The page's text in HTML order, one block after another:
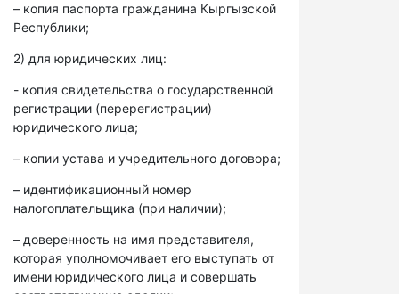
– копия паспорта гражданина Кыргызской
Республики;
2) для юридических лиц:
- копия свидетельства о государственной
регистрации (перерегистрации)
юридического лица;
– копии устава и учредительного договора;
– идентификационный номер
налогоплательщика (при наличии);
– доверенность на имя представителя,
которая уполномочивает его выступать от
имени юридического лица и совершать